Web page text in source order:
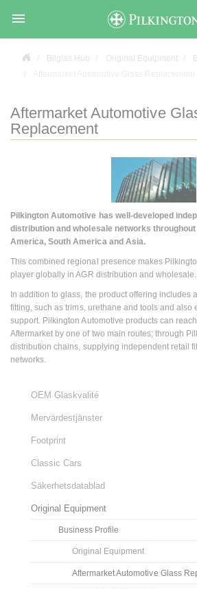

Bilglas Hub Original Equipment
Aftermarket Automotive
Replacement
Pilkington Automotive has well-developed
distribution and wholesale networks
America, South America and Asia.
This combined regional presence makes
player globally in AGR distribution and wholesale.
In addition to glass, the product offering includes
fitting, such as trims, urethane and tools and also
support. Pilkington Automotive products can
Aftermarket by one of two main routes; through
distribution chains, supplying independent retail
networks.
OEM Glaskvalité
Mervärdestjänster
Footprint
Classic Cars
Säkerhetsdatablad
Original Equipment
Business Profile
Original Equipment
Aftermarket Automotive Glass